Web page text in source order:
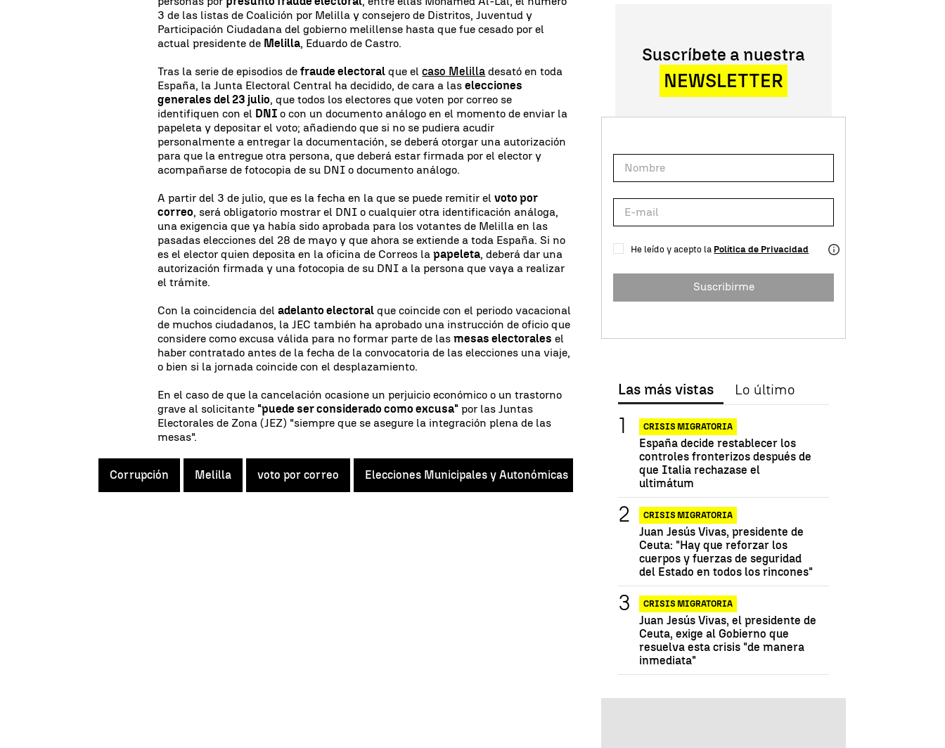
3 de las listas de Coalición por Melilla y consejero de Distritos, Juventud y
Participación Ciudadana del gobierno melillense hasta que fue cesado por el
actual presidente de Melilla, Eduardo de Castro.
Tras la serie de episodios defraude electoral que elcaso Melilla desató en toda
España, la Junta Electoral Central ha decidido, de cara a laselecciones
generales del 23 julio, que todos los electores que voten por correo se
identifiquen con el DNIo con un documento análogo en el momento de enviar la
papeleta y depositar el voto; añadiendo que si no se pudiera acudir
personalmente a entregar la documentación, se deberá otorgar una autorización
para que la entregue otra persona, que deberá estar firmada por el elector y
acompañarse de fotocopia de su DNI o documento análogo.
A partir del 3 de julio, que es la fecha en la que se puede remitir elvoto por
correo, será obligatorio mostrar el DNI o cualquier otra identificación análoga,
una exigencia que ya había sido aprobada para los votantes de Melilla en las
pasadas elecciones del 28 de mayo y que ahora se extiende a toda España. Si no
es el elector quien deposita en la oficina de Correos lapapeleta, deberá dar una
autorización firmada y una fotocopia de su DNI a la persona que vaya a realizar
el trámite.
Con la coincidencia deladelanto electoral que coincide con el periodo vacacional
de muchos ciudadanos, la JEC también ha aprobado una instrucción de oficio que
considere como excusa válida para no formar parte de lasmesas electorales el
haber contratado antes de la fecha de la convocatoria de las elecciones una viaje,
o bien si la jornada coincide con el desplazamiento.
En el caso de que la cancelación ocasione un perjuicio económico o un trastorno
grave al solicitante "puede ser considerado como excusa" por las Juntas
Electorales de Zona (JEZ) "siempre que se asegure la integración plena de las
mesas".
Corrupción Melilla voto por correo Elecciones Municipales y Autonómicas
Suscríbete a nuestra
NEWSLETTER
He leído y acepto la Política de Privacidad
Suscribirme
Las más vistas Lo último
CRISIS MIGRATORIA
España decide restablecer los
controles fronterizos después de
que Italia rechazase el
ultimátum
CRISIS MIGRATORIA
Juan Jesús Vivas, presidente de
Ceuta: "Hay que reforzar los
cuerpos y fuerzas de seguridad
del Estado en todos los rincones"
CRISIS MIGRATORIA
Juan Jesús Vivas, el presidente de
Ceuta, exige al Gobierno que
resuelva esta crisis "de manera
inmediata"